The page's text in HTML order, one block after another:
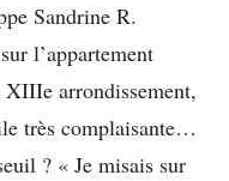
Sandrine R.
l’appartement
XIIIe arrondissement,
très complaisante…
? « Je misais sur